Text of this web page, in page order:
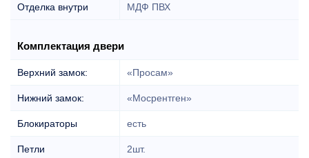
Отделка внутри МДФ ПВХ
Комплектация двери
Верхний замок: «Просам»
Нижний замок: «Мосрентген»
Блокираторы есть
Петли 2шт.